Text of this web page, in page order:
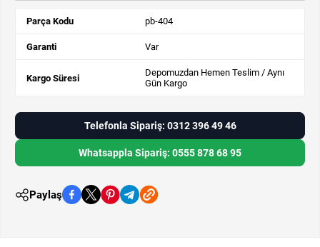
Parça Kodu pb-404
Garanti Var
Kargo Süresi
Depomuzdan Hemen Teslim / Aynı
Gün Kargo
Telefonla Sipariş: 0312 396 49 46
Whatsappla Sipariş: 0555 878 68 95
Paylaş